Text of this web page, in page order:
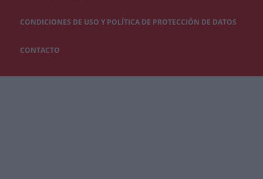
CONDICIONES DE USO Y POLÍTICA DE PROTECCIÓN DE DATOS
CONTACTO